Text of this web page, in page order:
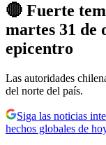
🔴 Fuerte
martes 31 de
epicentro
Las autoridades
del norte del país.
Siga las noticias
hechos globales de